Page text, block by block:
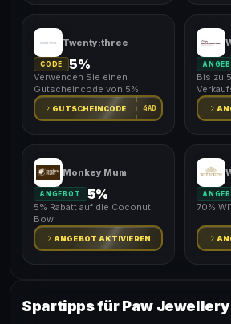
Twenty:three
CODE 5%
Verwenden Sie einen
Gutscheincode von 5%
GUTSCHEINCODE 4AD
Bis zu
Monkey Mum
ANGEBOT 5%
5% Rabatt auf die Coconut
Bowl
ANGEBOT AKTIVIEREN
70%
Spartipps für Paw Jewellery